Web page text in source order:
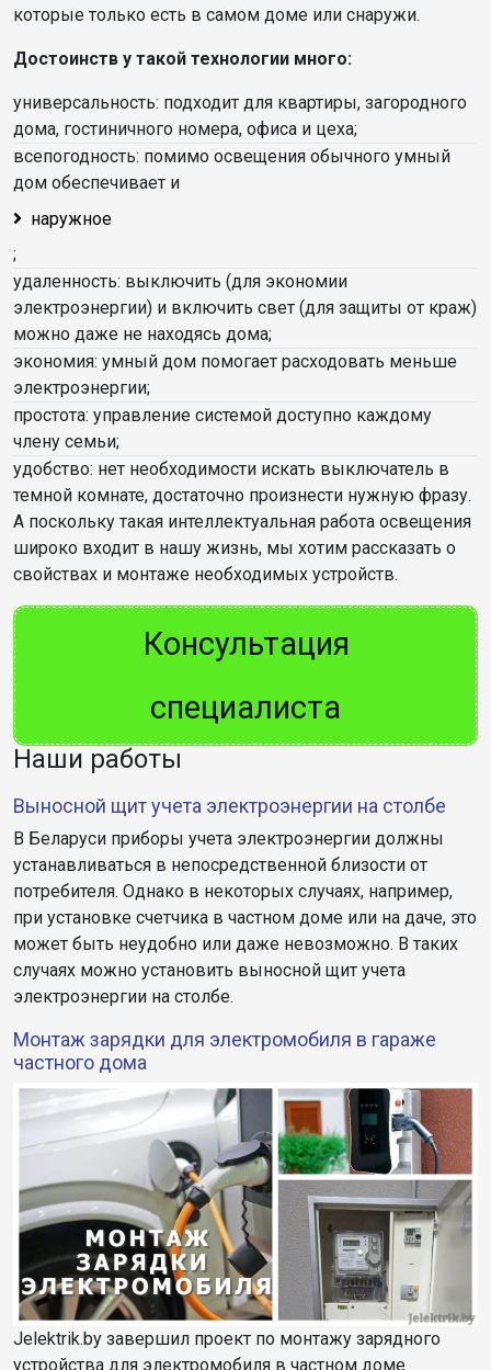
которые только есть в самом доме или снаружи.
Достоинств у такой технологии много:
универсальность: подходит для квартиры, загородного
дома, гостиничного номера, офиса и цеха;
всепогодность: помимо освещения обычного умный
дом обеспечивает и
наружное
;
удаленность: выключить (для экономии
электроэнергии) и включить свет (для защиты от краж)
можно даже не находясь дома;
экономия: умный дом помогает расходовать меньше
электроэнергии;
простота: управление системой доступно каждому
члену семьи;
удобство: нет необходимости искать выключатель в
темной комнате, достаточно произнести нужную фразу.
А поскольку такая интеллектуальная работа освещения
широко входит в нашу жизнь, мы хотим рассказать о
свойствах и монтаже необходимых устройств.
Консультация
специалиста
Наши работы
Выносной щит учета электроэнергии на столбе
В Беларуси приборы учета электроэнергии должны
устанавливаться в непосредственной близости от
потребителя. Однако в некоторых случаях, например,
при установке счетчика в частном доме или на даче, это
может быть неудобно или даже невозможно. В таких
случаях можно установить выносной щит учета
электроэнергии на столбе.
Монтаж зарядки для электромобиля в гараже
частного дома
Jelektrik.by завершил проект по монтажу зарядного
устройства для электромобиля в частном доме